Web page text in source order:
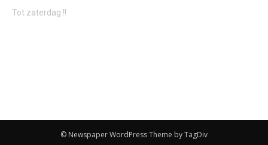
Tot zaterdag !!
© Newspaper WordPress Theme by TagDiv